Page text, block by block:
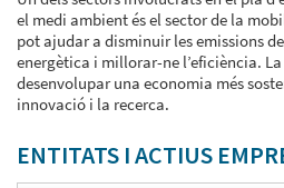
el medi ambient és el sector de la
pot ajudar a disminuir les emissions
energètica i millorar-ne l’eficiència.
desenvolupar una economia més
innovació i la recerca.
ENTITATS I ACTIUS